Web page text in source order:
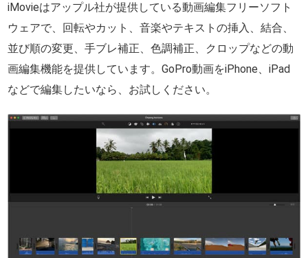
iMovieはアップル社が提供している動画編集フリーソフト
ウェアで、回転やカット、音楽やテキストの挿入、結合、
並び順の変更、手ブレ補正、色調補正、クロップなどの動
画編集機能を提供しています。GoPro動画をiPhone、iPad
などで編集したいなら、お試しください。